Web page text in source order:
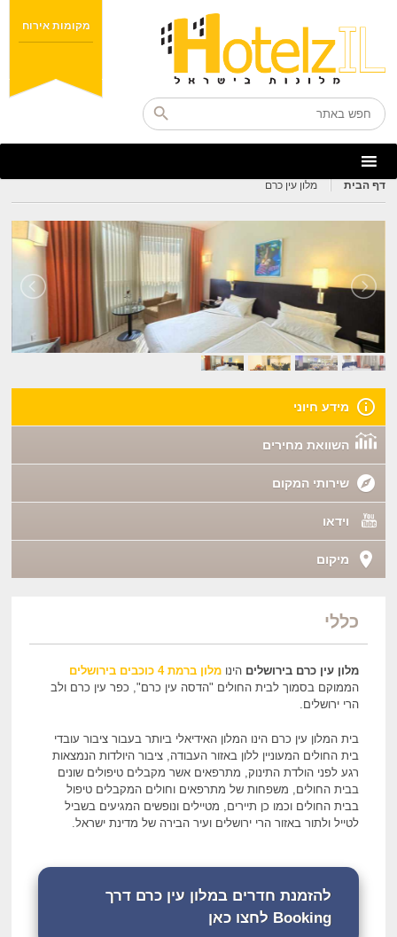
מקומות אירוח
דף הבית מלון עין כרם
מידע חיוני
השוואת מחירים
שירותי המקום
וידאו
מיקום
כללי
מלון עין כרם בירושלים הינומלון ברמת 4 כוכבים בירושלים
הממוקם בסמוך לבית החולים "הדסה עין כרם", כפר עין כרם ולב
הרי ירושלים.
בית המלון עין כרם הינו המלון האידיאלי ביותר בעבור ציבור עובדי
בית החולים המעוניין ללון באזור העבודה, ציבור היולדות הנמצאות
רגע לפני הולדת התינוק, מתרפאים אשר מקבלים טיפולים שונים
בבית החולים, משפחות של מתרפאים וחולים המקבלים טיפול
בבית החולים וכמו כן תיירים, מטיילים ונופשים המגיעים בשביל
לטייל ולתור באזור הרי ירושלים ועיר הבירה של מדינת ישראל.
להזמנת חדרים במלון עין כרם דרך
Booking לחצו כאן